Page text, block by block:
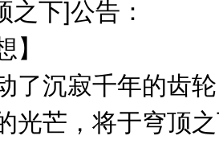
下]公告：
了沉寂千年的齿
光芒，将于穹顶之